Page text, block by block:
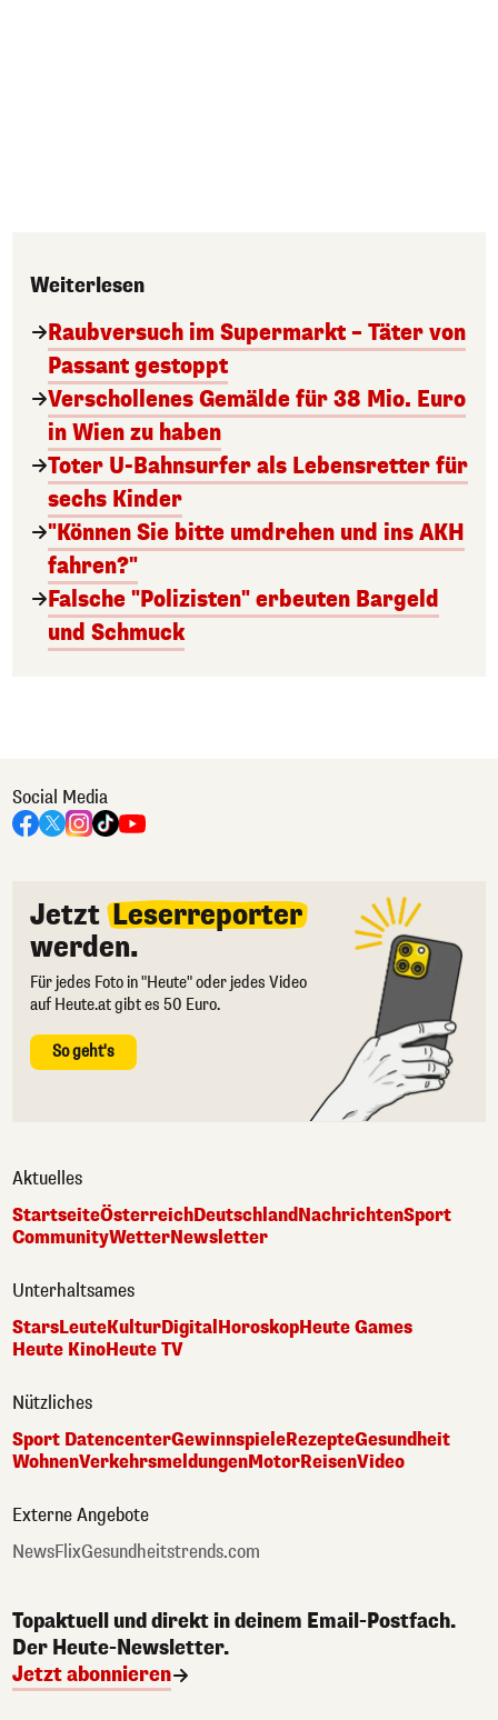
Weiterlesen
Raubversuch im Supermarkt – Täter von
Passant gestoppt
Verschollenes Gemälde für 38 Mio. Euro
in Wien zu haben
Toter U-Bahnsurfer als Lebensretter für
sechs Kinder
"Können Sie bitte umdrehen und ins AKH
fahren?"
Falsche "Polizisten" erbeuten Bargeld
und Schmuck
Social Media
Jetzt Leserreporter
werden.
Für jedes Foto in "Heute" oder jedes Video
auf Heute.at gibt es 50 Euro.
So geht's
Aktuelles
StartseiteÖsterreichDeutschlandNachrichtenSport
CommunityWetterNewsletter
Unterhaltsames
StarsLeuteKulturDigital HoroskopHeute Games
Heute KinoHeute TV
Nützliches
Sport DatencenterGewinnspieleRezepteGesundheit
WohnenVerkehrsmeldungenMotorReisenVideo
Externe Angebote
NewsFlixGesundheitstrends.com
Topaktuell und direkt in deinem Email-Postfach.
Der Heute-Newsletter.
Jetzt abonnieren